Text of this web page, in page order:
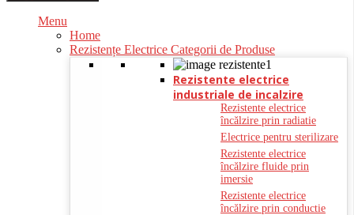
Menu
Home
Rezistențe Electrice Categorii de Produse
Rezistente electrice
industriale de incalzire
Rezistente electrice
încălzire prin radiatie
Electrice pentru sterilizare
Rezistente electrice
încălzire fluide prin
imersie
Rezistente electrice
încălzire prin conductie